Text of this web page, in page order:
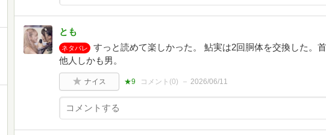
とも
ネタバレ
すっと読めて楽しかった。 鮎実は2回胴体を交換した。
他人しかも男。
ナイス ★9 コメント(0) 2026/06/11